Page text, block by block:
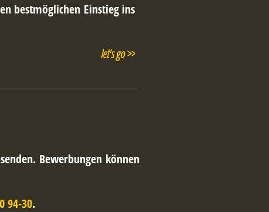
bestmöglichen Einstieg ins
let's go >>
Bewerbungen können
94-30.